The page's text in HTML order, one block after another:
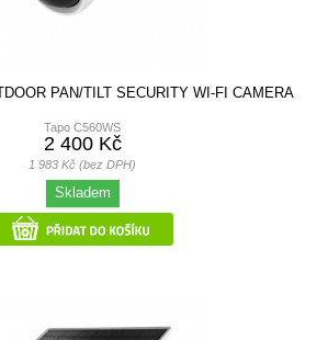
PAN/TILT SECURITY WI-FI CAMERA
Tapo C560WS
2 400 Kč
1 983 Kč (bez DPH)
Skladem